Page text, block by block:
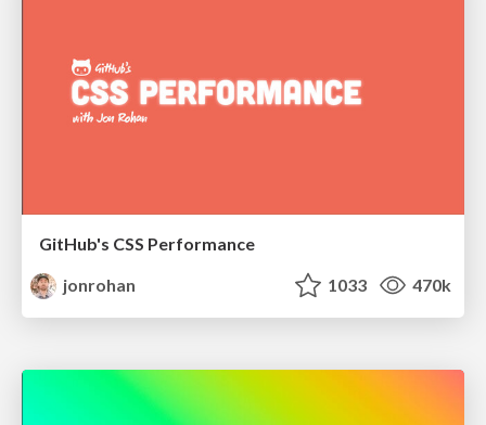
GitHub's CSS Performance
jonrohan
1033 470k